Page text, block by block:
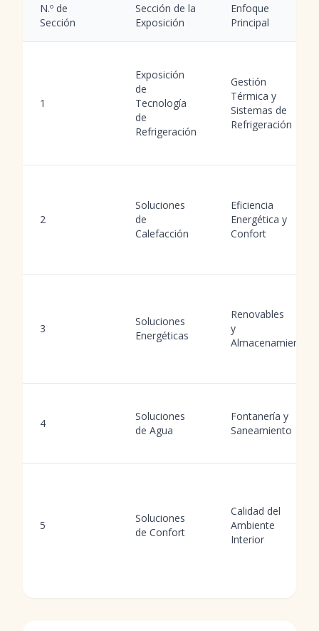
N.º de
Sección
Sección de la
Exposición
Enfoque
Principal
1
Exposición
de
Tecnología
de
Refrigeración
Gestión
Térmica y
Sistemas de
Refrigeración
2
Soluciones
de
Calefacción
Eficiencia
Energética y
Confort
3
Soluciones
Energéticas
Renovables
y
Almacenamiento
4
Soluciones
de Agua
Fontanería y
Saneamiento
5
Soluciones
de Confort
Calidad del
Ambiente
Interior